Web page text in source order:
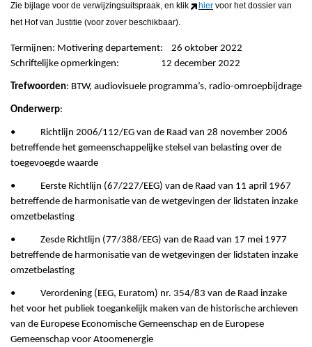
Zie bijlage voor de verwijzingsuitspraak, en klik hier voor het dossier van
het Hof van Justitie (voor zover beschikbaar).
Termijnen: Motivering departement: 26 oktober 2022
Schriftelijke opmerkingen: 12 december 2022
Trefwoorden: BTW, audiovisuele programma’s, radio-omroepbijdrage
Onderwerp:
• Richtlijn 2006/112/EG van de Raad van 28 november 2006
betreffende het gemeenschappelijke stelsel van belasting over de
toegevoegde waarde
• Eerste Richtlijn (67/227/EEG) van de Raad van 11 april 1967
betreffende de harmonisatie van de wetgevingen der lidstaten inzake
omzetbelasting
• Zesde Richtlijn (77/388/EEG) van de Raad van 17 mei 1977
betreffende de harmonisatie van de wetgevingen der lidstaten inzake
omzetbelasting
• Verordening (EEG, Euratom) nr. 354/83 van de Raad inzake
het voor het publiek toegankelijk maken van de historische archieven
van de Europese Economische Gemeenschap en de Europese
Gemeenschap voor Atoomenergie